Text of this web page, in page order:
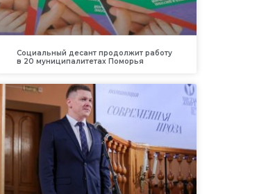
Социальный десант продолжит работу
в 20 муниципалитетах Поморья